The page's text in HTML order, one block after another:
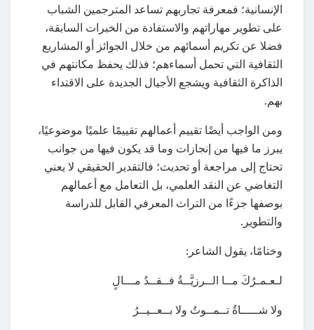
الإنسانية؛ فمعرفة تجاربهم تساعد المترجمين الشباب
على تطوير مهاراتهم والاستفادة من الخبرات السابقة،
فضلا عن تكريم أسمائهم من خلال الجوائز أو المشاريع
الثقافية التي تحمل أسماءهم؛ فذلك يحفظ مكانتهم في
الذاكرة الثقافية ويشجع الأجيال الجديدة على الاقتداء
بهم.
ومن الواجب أيضًا تقييم أعمالهم تقييمًا علميًا موضوعيًا،
يبرز ما فيها من إنجازات وما قد يكون فيها من جوانب
تحتاج إلى مراجعة أو تحديث؛ فالتقدير الحقيقي لا يعني
التغاضي عن النقد العلمي، بل التعامل مع أعمالهم
بوصفها جزءًا من التراث المعرفي القابل للدراسة
والتطوير.
وختامًا، يقول الشاعر:
لـعـمـرُكَ مــا الــرزيَّــةُ فــقــدُ مـــالٍ
ولا شـــــاةٌ تــمــوتُ ولا بــعــيــرُ